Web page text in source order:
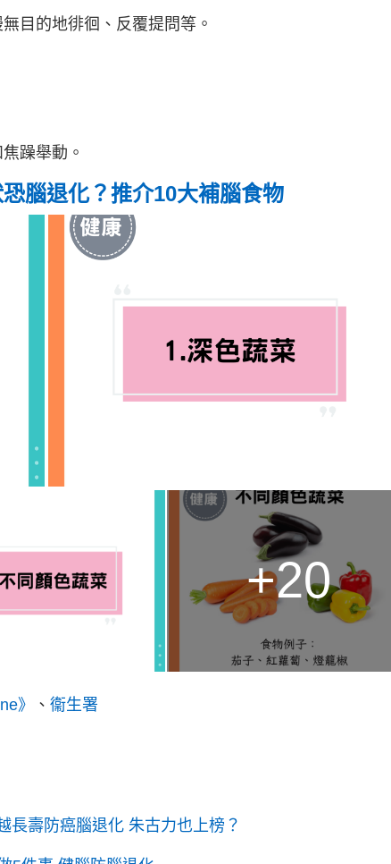
目的地徘徊、反覆提問等。
躁舉動。
腦退化？推介10大補腦食物
+20
》 、 衞生署
長壽防癌腦退化 朱古力也上榜？